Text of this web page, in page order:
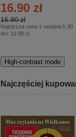
16.90 zł
16.90 zł
Najniższa cena z ostatnich 30
dni: 16.90 zł
High-contrast mode
Najczęściej